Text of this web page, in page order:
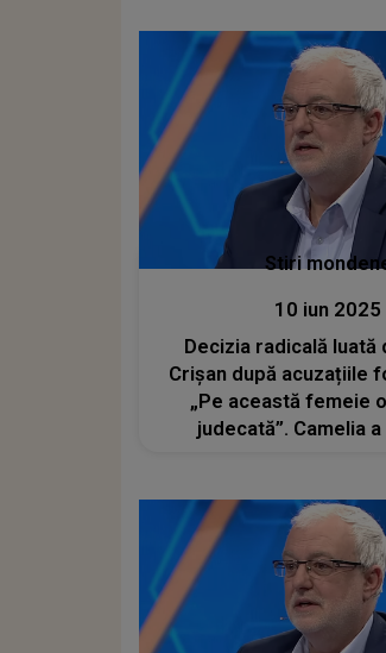
Stiri
10 iun 2025
Decizia radicală luată
Crișan după acuzațiile
„Pe această femeie
judecată”. Camelia